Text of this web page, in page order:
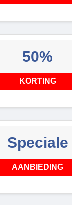
50%
KORTING
Speciale
AANBIEDING